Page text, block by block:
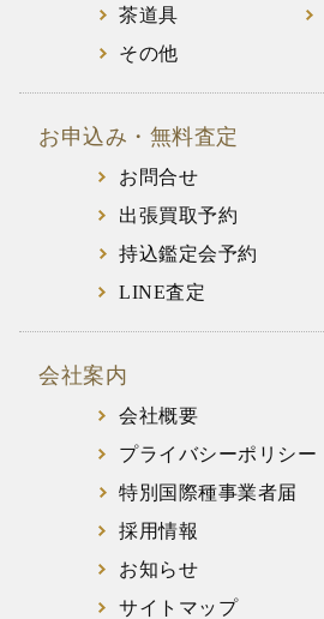
茶道具
その他
お申込み・無料査定
お問合せ
出張買取予約
持込鑑定会予約
LINE査定
会社案内
会社概要
プライバシーポリシー
特別国際種事業者届
採用情報
お知らせ
サイトマップ